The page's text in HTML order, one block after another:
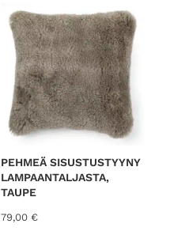
PEHMEÄ SISUSTUSTYYNY
LAMPAANTALJASTA,
TAUPE
79,00 €